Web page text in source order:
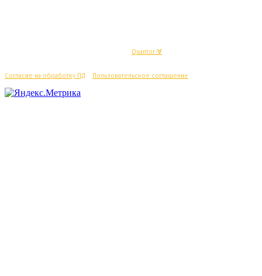
Quantor-∀
Согласие на обработку ПД Пользовательское соглашение